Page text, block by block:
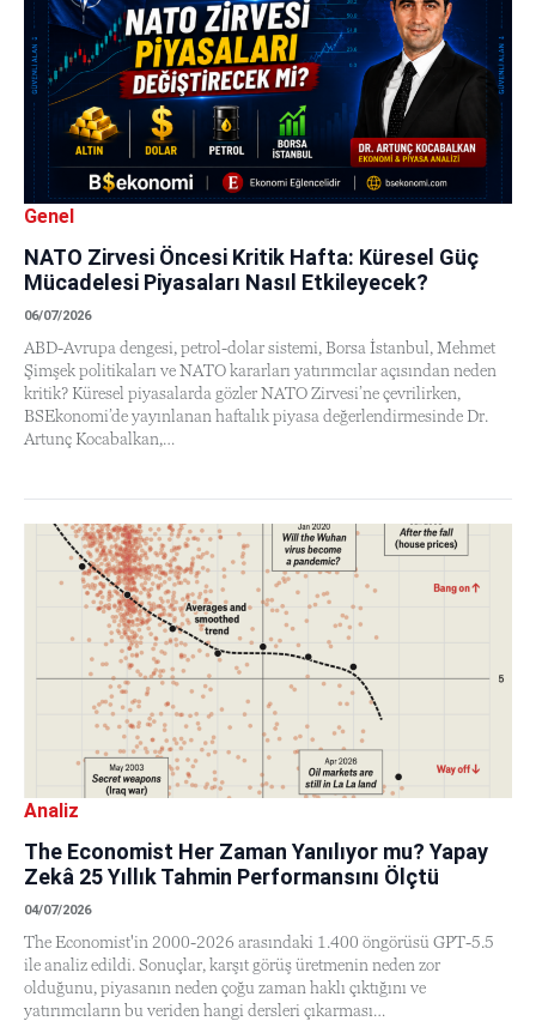
NATO Zirvesi Öncesi Kritik Hafta: Küresel Güç
Mücadelesi Piyasaları Nasıl Etkileyecek?
06/07/2026
Genel
ABD-Avrupa dengesi, petrol-dolar sistemi, Borsa İstanbul, Mehmet
Şimşek politikaları ve NATO kararları yatırımcılar açısından neden
kritik? Küresel piyasalarda gözler NATO Zirvesi’ne çevrilirken,
BSEkonomi’de yayınlanan haftalık piyasa değerlendirmesinde Dr.
Artunç Kocabalkan,…
The Economist Her Zaman Yanılıyor mu? Yapay
Zekâ 25 Yıllık Tahmin Performansını Ölçtü
04/07/2026
Analiz
The Economist'in 2000-2026 arasındaki 1.400 öngörüsü GPT-5.5
ile analiz edildi. Sonuçlar, karşıt görüş üretmenin neden zor
olduğunu, piyasanın neden çoğu zaman haklı çıktığını ve
yatırımcıların bu veriden hangi dersleri çıkarması…